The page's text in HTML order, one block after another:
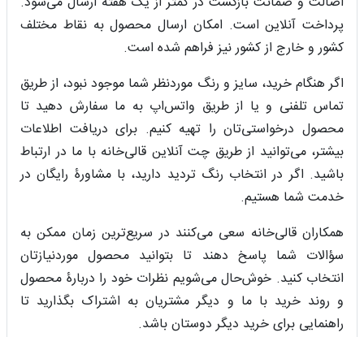
پرداخت آنلاین است. امکان ارسال محصول به نقاط مختلف
کشور و خارج از کشور نیز فراهم شده است.
اگر هنگام خرید، سایز و رنگ موردنظر شما موجود نبود، از طریق
تماس تلفنی و یا از طریق واتس‌اپ به ما سفارش دهید تا
محصول درخواستی‌تان را تهیه کنیم. برای دریافت اطلاعات
بیشتر، می‌توانید از طریق چت آنلاین قالی‌خانه با ما در ارتباط
باشید. اگر در انتخاب رنگ تردید دارید، با مشاورۀ رایگان در
خدمت شما هستیم.
همکاران قالی‌خانه سعی می‌کنند در سریع‌ترین زمان ممکن به
سؤالات شما پاسخ دهند تا بتوانید محصول موردنیازتان
انتخاب کنید. خوش‌حال می‌شویم نظرات خود را دربارۀ محصول
و روند خرید با ما و دیگر مشتریان به اشتراک بگذارید تا
راهنمایی برای خرید دیگر دوستان باشد.